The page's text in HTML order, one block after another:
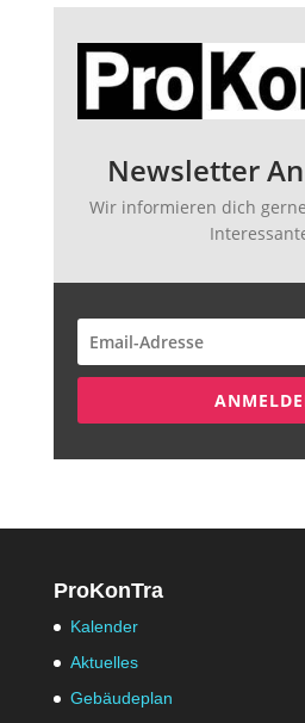
Newsletter
Wir informieren dich
ProKonTra
Kalender
Aktuelles
Gebäudeplan